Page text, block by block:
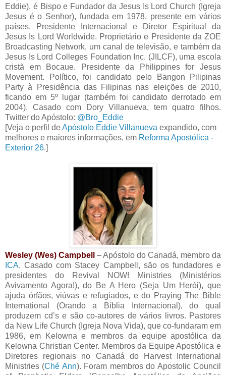
Eddie), é Bispo e Fundador da Jesus Is Lord Church (Igreja
Jesus é o Senhor), fundada em 1978, presente em vários
países. Presidente Internacional e Diretor Espiritual da
Jesus Is Lord Worldwide. Proprietário e Presidente da ZOE
Broadcasting Network, um canal de televisão, e também da
Jesus Is Lord Colleges Foundation Inc. (JILCF), uma escola
cristã em Bocaue. Presidente da Philippines for Jesus
Movement. Político, foi candidato pelo Bangon Pilipinas
Party à Presidência das Filipinas nas eleições de 2010,
ficando em 5º lugar (também foi candidato derrotado em
2004). Casado com Dory Villanueva, tem quatro filhos.
Twitter do Apóstolo: @Bro_Eddie
[Veja o perfil deApóstolo Eddie Villanueva expandido, com
melhores e maiores informações, em Reforma Apostólica -
Exterior 26.]
Wesley (Wes) Campbell
– Apóstolo do Canadá, membro da
ICA. Casado com Stacey Campbell, são os fundadores e
presidentes do Revival NOW! Ministries (Ministérios
Avivamento Agora!), do Be A Hero (Seja Um Herói), que
ajuda órfãos, viúvas e refugiados, e do Praying The Bible
International (Orando a Bíblia Internacional), do qual
produzem cd’s e são co-autores de vários livros. Pastores
da New Life Church (Igreja Nova Vida), que co-fundaram em
1986, em Kelowna e membros da equipe apostólica da
Kelowna Christian Center. Membros da Equipe Apostólica e
Diretores regionais no Canadá do Harvest International
Ministries (Ché Ann). Foram membros do Apostolic Council